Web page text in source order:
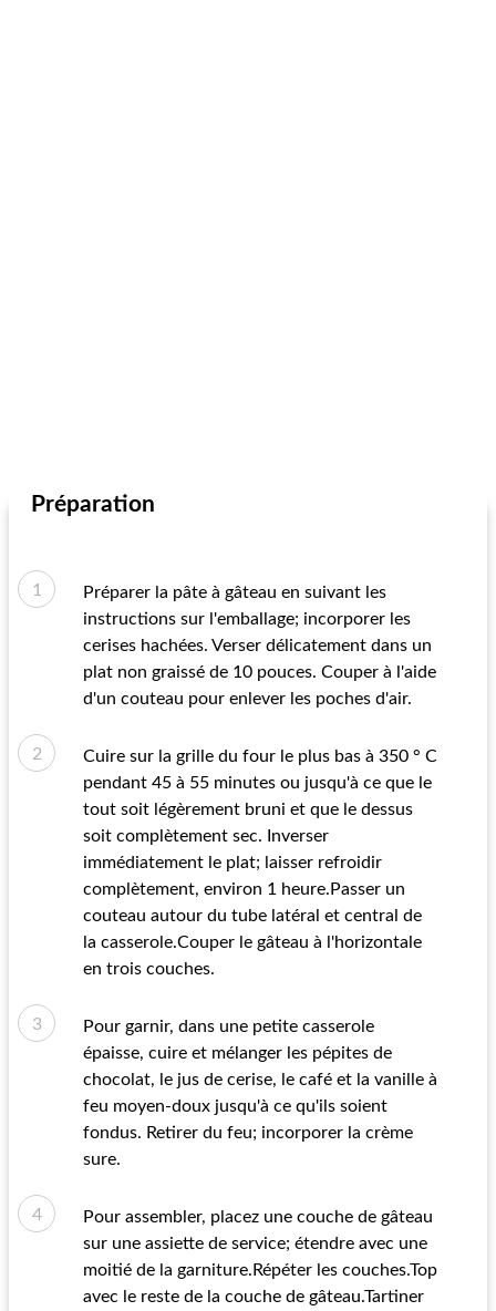
Préparation
Préparer la pâte à gâteau en suivant les
instructions sur l'emballage; incorporer les
cerises hachées. Verser délicatement dans un
plat non graissé de 10 pouces. Couper à l'aide
d'un couteau pour enlever les poches d'air.
Cuire sur la grille du four le plus bas à 350 ° C
pendant 45 à 55 minutes ou jusqu'à ce que le
tout soit légèrement bruni et que le dessus
soit complètement sec. Inverser
immédiatement le plat; laisser refroidir
complètement, environ 1 heure.Passer un
couteau autour du tube latéral et central de
la casserole.Couper le gâteau à l'horizontale
en trois couches.
Pour garnir, dans une petite casserole
épaisse, cuire et mélanger les pépites de
chocolat, le jus de cerise, le café et la vanille à
feu moyen-doux jusqu'à ce qu'ils soient
fondus. Retirer du feu; incorporer la crème
sure.
Pour assembler, placez une couche de gâteau
sur une assiette de service; étendre avec une
moitié de la garniture.Répéter les couches.Top
avec le reste de la couche de gâteau.Tartiner